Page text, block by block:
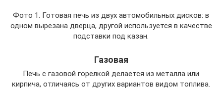
Фото 1. Готовая печь из двух автомобильных дисков: в
одном вырезана дверца, другой используется в качестве
подставки под казан.
Газовая
Печь с газовой горелкой делается из металла или
кирпича, отличаясь от других вариантов видом топлива.